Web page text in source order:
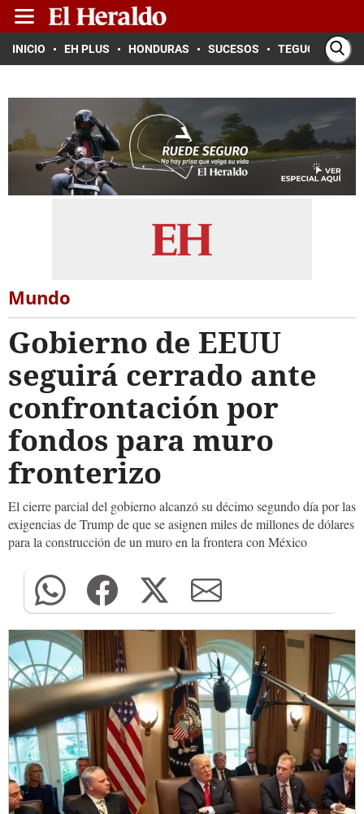
INICIO EH PLUS HONDURAS SUCESOS TEGUCIGALPA
Mundo
Gobierno de EEUU
seguirá cerrado ante
confrontación por
fondos para muro
fronterizo
El cierre parcial del gobierno alcanzó su décimo segundo día por las
exigencias de Trump de que se asignen miles de millones de dólares
para la construcción de un muro en la frontera con México